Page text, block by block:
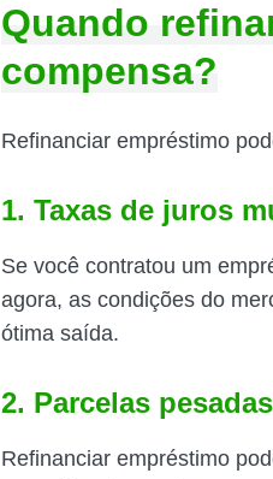
Quando
compensa?
Refinanciar empréstimo
1. Taxas de juros
Se você contratou um
agora, as condições do
ótima saída.
2. Parcelas
Refinanciar empréstimo